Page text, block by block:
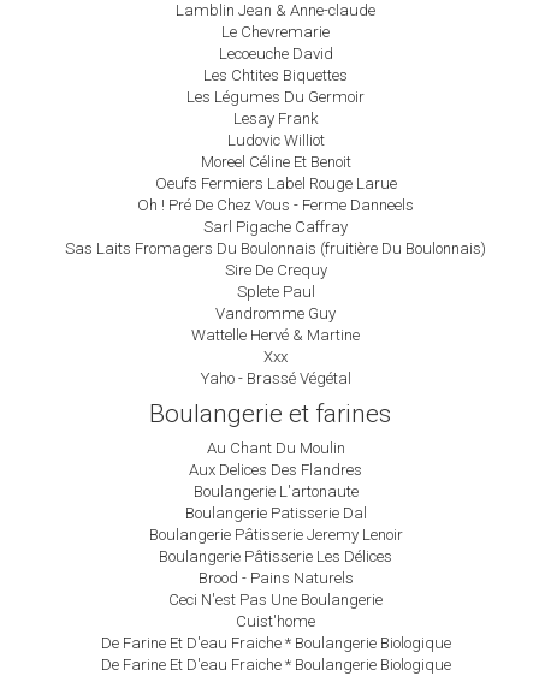
Lamblin Jean & Anne-claude
Le Chevremarie
Lecoeuche David
Les Chtites Biquettes
Les Légumes Du Germoir
Lesay Frank
Ludovic Williot
Moreel Céline Et Benoit
Oeufs Fermiers Label Rouge Larue
Oh ! Pré De Chez Vous - Ferme Danneels
Sarl Pigache Caffray
Sas Laits Fromagers Du Boulonnais (fruitière Du Boulonnais)
Sire De Crequy
Splete Paul
Vandromme Guy
Wattelle Hervé & Martine
Xxx
Yaho - Brassé Végétal
Boulangerie et farines
Au Chant Du Moulin
Aux Delices Des Flandres
Boulangerie L'artonaute
Boulangerie Patisserie Dal
Boulangerie Pâtisserie Jeremy Lenoir
Boulangerie Pâtisserie Les Délices
Brood - Pains Naturels
Ceci N'est Pas Une Boulangerie
Cuist'home
De Farine Et D'eau Fraiche * Boulangerie Biologique
De Farine Et D'eau Fraiche * Boulangerie Biologique